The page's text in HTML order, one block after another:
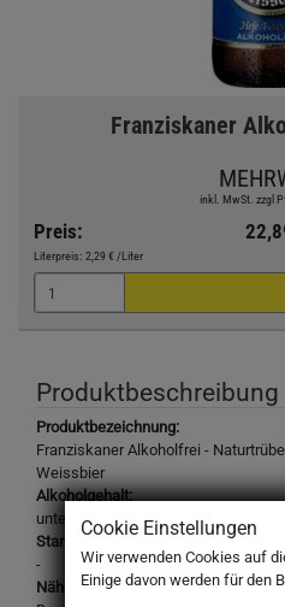
Franziskaner
inkl. MwSt. zzgl
Preis:
Literpreis: 2,29 € /Liter
Produktbeschreibung
Produktbezeichnung:
Franziskaner Alkoholfrei -
Weissbier
Alkoholgehalt:
unter 0,5% Vol.
Stammwürze:
-
Nährwertangaben je 100ml:
Cookie Einstellungen
Wir verwenden Cookies auf
Einige davon werden für den